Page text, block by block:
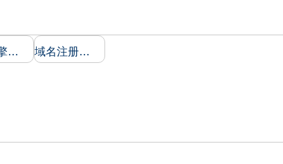
搜索引擎收录和反向链接 域名注册信息